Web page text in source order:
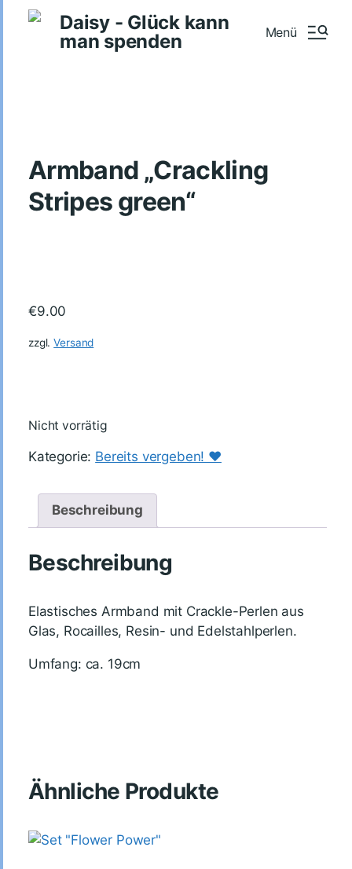
Daisy - Glück kann
man spenden
Menü
Armband „Crackling
Stripes green“
€9.00
zzgl.Versand
Nicht vorrätig
Kategorie: Bereits vergeben! ♥️
Beschreibung
Beschreibung
Elastisches Armband mit Crackle-Perlen aus
Glas, Rocailles, Resin- und Edelstahlperlen.
Umfang: ca. 19cm
Ähnliche Produkte